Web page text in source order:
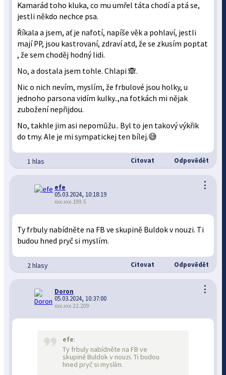
Kamarád toho kluka, co mu umřel táta chodí a ptá se,
jestli někdo nechce psa.
Říkala a jsem, ať je nafotí, napíše věk a pohlaví, jestli
mají PP, jsou kastrovaní, zdraví atd, že se zkusím poptat
, že sem choděj hodný lidi.
No, a dostala jsem tohle. Chlapi 🙈.
Nic o nich nevím, myslím, že frbulové jsou holky, u
jednoho parsona vidím kulky..,na fotkách mi nějak
zubožení nepřijdou.
No, takhle jim asi nepomůžu.. Byl to jen takový výkřik
do tmy. Ale je mi sympatickej ten bílej.😅
1 hlas Citovat Odpovědět
⋮
efe
05.03.2024, 10:18:19
xxx.xxx.199.5
Ty frbuly nabídněte na FB ve skupině Buldok v nouzi. Ti
budou hned pryč si myslím.
2 hlasy Citovat Odpovědět
⋮
Doron
05.03.2024, 10:37:00
xxx.xxx.22.209
efe:
Ty frbuly nabídněte na FB ve
skupině Buldok v nouzi. Ti budou
hned pryč si myslím.